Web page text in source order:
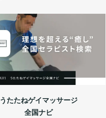
うたたねゲイマッサージ
全国ナビ